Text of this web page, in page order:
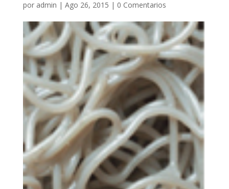
por admin | Ago 26, 2015 | 0 Comentarios